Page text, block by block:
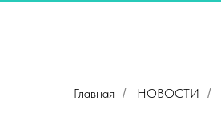
Главная / НОВОСТИ /